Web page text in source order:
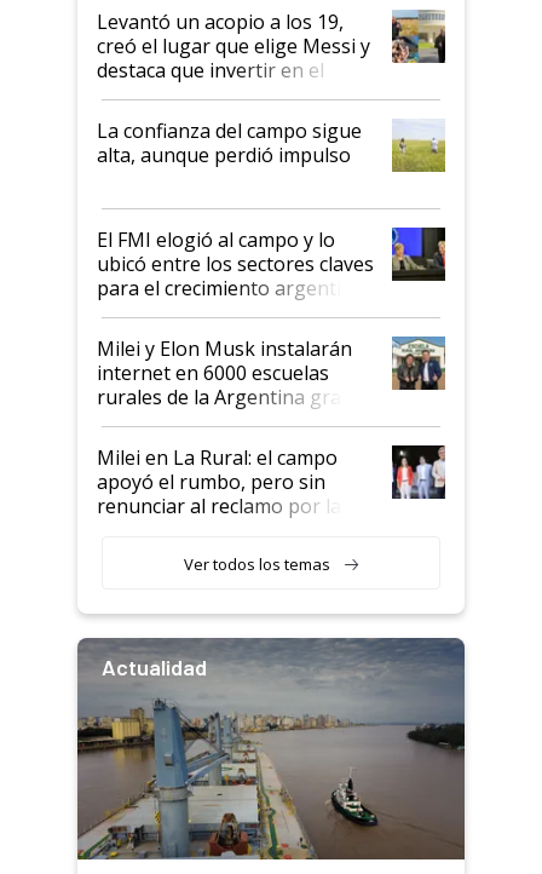
Levantó un acopio a los 19,
creó el lugar que elige Messi y
destaca que invertir en el
kirchnerismo era como "darle
plata a un hijo para droga":
Juan Félix Rossetti, el libertario
que de una dura crisis salió
de Milei
La confianza del campo sigue
alta, aunque perdió impulso
El FMI elogió al campo y lo
ubicó entre los sectores claves
para el crecimiento argentino
Milei y Elon Musk instalarán
internet en 6000 escuelas
rurales de la Argentina gracias
a un acuerdo con Starlink
Milei en La Rural: el campo
apoyó el rumbo, pero sin
renunciar al reclamo por las
Ver todos los temas
Actualidad